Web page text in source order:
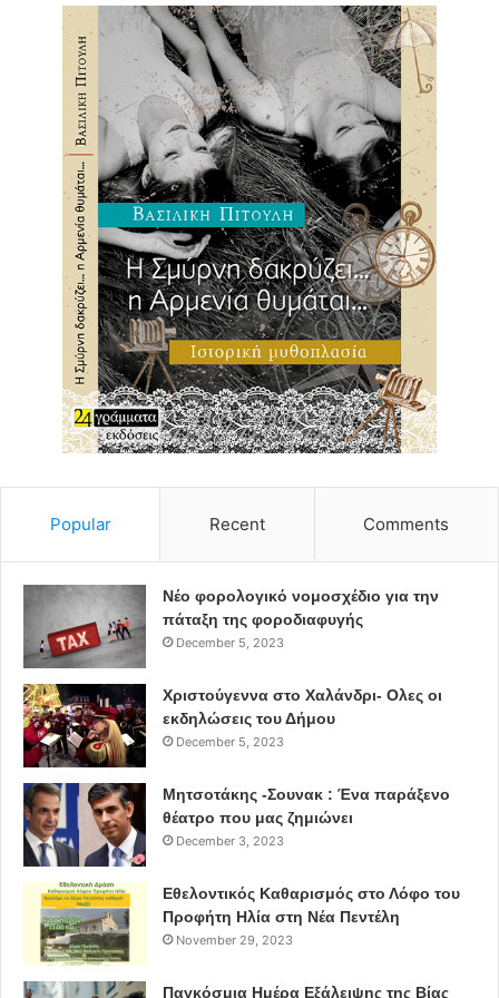
προκύψει ο βασικός πυρήνας του θιάσου.
Στην εναρκτήρια παράσταση της Ερωφίλης του
Χορτάτση, στις 20 Απριλίου ’34 στο Θέατρο Ολύμπια, ο
Κουν τοποθετεί τους ηθοποιούς σύμφωνα με τις
αγιογραφίες του Κόντογλου και τους φωτίζει σαν από
φως καντηλιού. Στα δύο χρόνια της λειτουργίας της η
«Λαϊκή Σκηνή» θα παρουσιάσει ακόμη τα έργα:
«Άλκηστη», «Πλούτος», «Ο κατά φαντασίαν ασθενής» και
τα «Παντρολογήματα».
Το 1938 εγκαταλείπει το Κολέγιο και συνεργάζεται με
θιάσους της Κυρίας Κατερίνας και της Μαρίκας
Κοτοπούλη. Όμως, το όνειρο του ήταν να δημιουργήσει
τη δική του μόνιμη, αφοσιωμένη ομάδα, να φτιάξει
ηθοποιούς που να βλέπουν το θέατρο ως λειτούργημα και
σκοτάδι της γερμανικής κατοχής το Θέατρο Τέχνης.
Στο δωμάτιο μιας αυλής της οδού Ζωοδόχου Πηγής 9
ξεκίνησε τις πρόβες στην «Αγριόπαπια» του Ίψεν, με
μαθητές της Σχολής το Β. Διαμαντόπουλο, το Δ.
Καλλέργη, τον Π. Ζερβό, τη Β. Μεταξά, την Κ.
Λαμπροπούλου και με τον ίδιο σκηνοθέτη και ηθοποιό. Τις
παραστάσεις του τις έδινε σε διάφορα θέατρα, κυρίως στο
θέατρο Κώστα Μουσούρη και το καλοκαίρι σε διάφορα
θερινά που του παραχωρούσαν.
Οι οικονομικές δυσχέρειεςτον ανάγκασαν να
αναστείλει τις δραστηριότητες του Θεάτρου Τέχνης το
1950. Τότε κλήθηκε να σκηνοθετήσει στο Εθνικό Θέατρο,
όπου ανέβασε πέντε έργα: «Ερρίκος Δ’», «Άνθρωποι και
ποντίκια», «Οι τρεις αδερφές», «Όνειρο καλοκαιρινής
νυκτός», «Ο θείος Βάνιας».
Popular Recent Comments
Νέο φορολογικό νομοσχέδιο για την
πάταξη της φοροδιαφυγής
December 5, 2023
Χριστούγεννα στο Χαλάνδρι- Ολες οι
εκδηλώσεις του Δήμου
December 5, 2023
Μητσοτάκης -Σουνακ : Ένα παράξενο
θέατρο που μας ζημιώνει
December 3, 2023
Εθελοντικός Καθαρισμός στο Λόφο του
Προφήτη Ηλία στη Νέα Πεντέλη
November 29, 2023
Παγκόσμια Ημέρα Εξάλειψης της Βίας